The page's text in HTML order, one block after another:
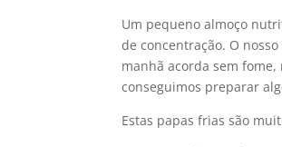
Um pequeno almoço
de concentração. O
manhã acorda sem
conseguimos preparar
Estas papas frias são